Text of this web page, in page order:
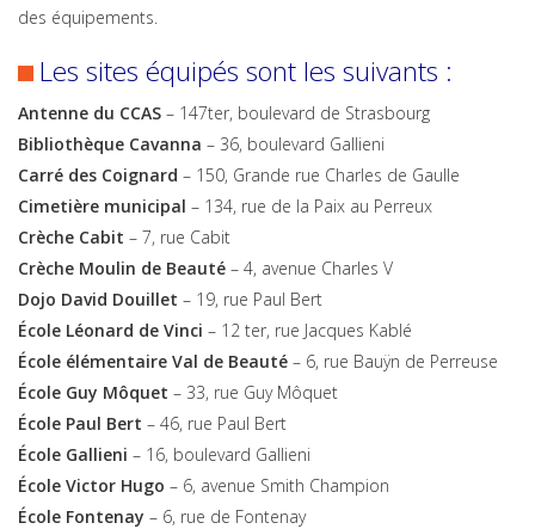
des équipements.
Les sites équipés sont les suivants :
Antenne du CCAS – 147ter, boulevard de Strasbourg
Bibliothèque Cavanna – 36, boulevard Gallieni
Carré des Coignard – 150, Grande rue Charles de Gaulle
Cimetière municipal – 134, rue de la Paix au Perreux
Crèche Cabit – 7, rue Cabit
Crèche Moulin de Beauté – 4, avenue Charles V
Dojo David Douillet – 19, rue Paul Bert
École Léonard de Vinci – 12 ter, rue Jacques Kablé
École élémentaire Val de Beauté – 6, rue Bauÿn de Perreuse
École Guy Môquet – 33, rue Guy Môquet
École Paul Bert – 46, rue Paul Bert
École Gallieni – 16, boulevard Gallieni
École Victor Hugo – 6, avenue Smith Champion
École Fontenay – 6, rue de Fontenay